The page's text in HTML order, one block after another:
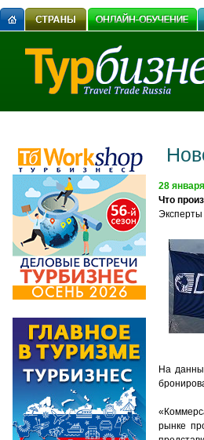
28 января
Что
Эксперты
На
рынке